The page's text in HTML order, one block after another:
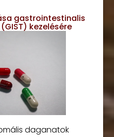
gastrointestinalis
kezelésére
daganatok